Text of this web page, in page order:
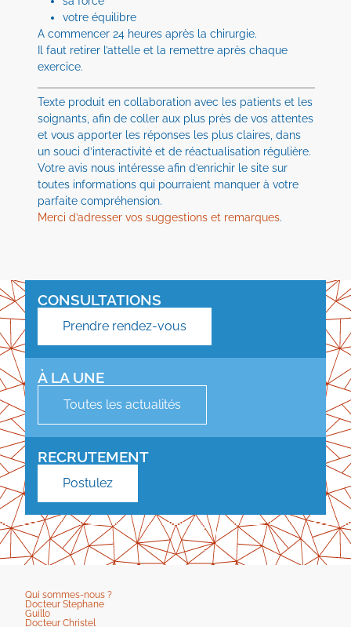
votre équilibre
A commencer 24 heures après la chirurgie.
Il faut retirer l’attelle et la remettre après chaque
exercice.
Texte produit en collaboration avec les patients et les
soignants, afin de coller aux plus près de vos attentes
et vous apporter les réponses les plus claires, dans
un souci d’interactivité et de réactualisation régulière.
Votre avis nous intéresse afin d’enrichir le site sur
toutes informations qui pourraient manquer à votre
parfaite compréhension.
Merci d’adresser vos suggestions et remarques.
CONSULTATIONS
Prendre rendez-vous
À LA UNE
Toutes les actualités
RECRUTEMENT
Postulez
Qui sommes-nous ?
Docteur Stephane
Guillo
Docteur Christel